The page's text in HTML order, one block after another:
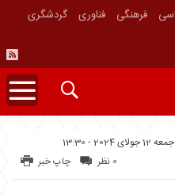
فرهنگی فناوری
گردشگری
- 13:30
چاپ خبر 0 نظر